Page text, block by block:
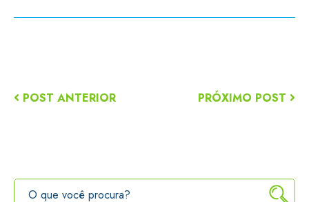
POST ANTERIOR PRÓXIMO POST